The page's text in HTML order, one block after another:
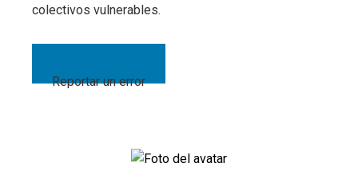
colectivos vulnerables.
Reportar un error